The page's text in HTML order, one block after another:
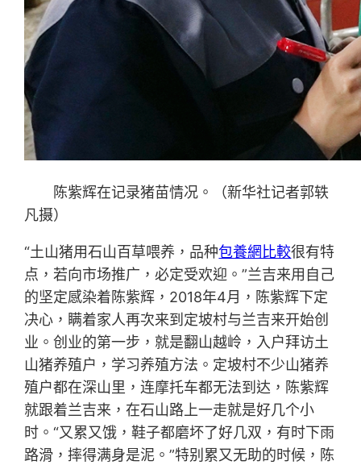
陈紫辉在记录猪苗情况。（新华社记者郭轶
凡摄）
“土山猪用石山百草喂养，品种包養網比較很有特
点，若向市场推广，必定受欢迎。”兰吉来用自己
的坚定感染着陈紫辉，2018年4月，陈紫辉下定
决心，瞒着家人再次来到定坡村与兰吉来开始创
业。创业的第一步，就是翻山越岭，入户拜访土
山猪养殖户，学习养殖方法。定坡村不少山猪养
殖户都在深山里，连摩托车都无法到达，陈紫辉
就跟着兰吉来，在石山路上一走就是好几个小
时。“又累又饿，鞋子都磨坏了好几双，有时下雨
路滑，摔得满身是泥。”特别累又无助的时候，陈